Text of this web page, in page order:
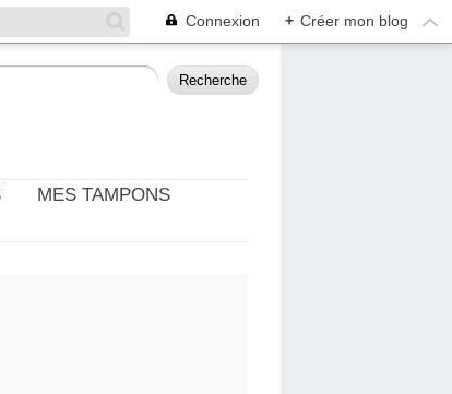
Connexion + Créer mon blog
MES TAMPONS